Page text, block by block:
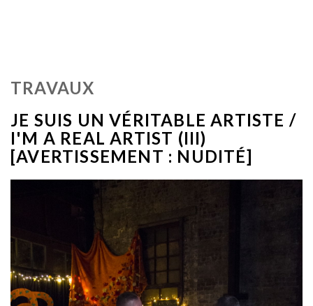
TRAVAUX
JE SUIS UN VÉRITABLE ARTISTE /
I'M A REAL ARTIST (III)
[AVERTISSEMENT : NUDITÉ]